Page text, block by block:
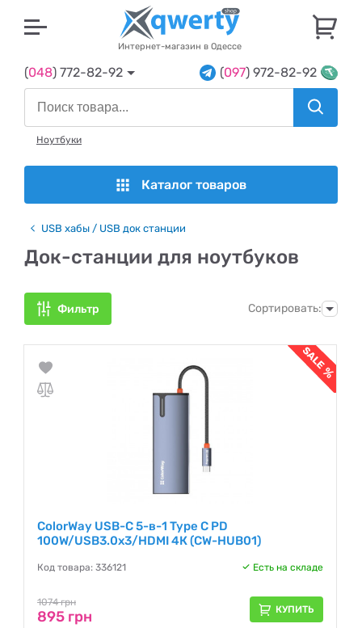
Интернет-магазин в Одессе
(048) 772-82-92 (097) 972-82-92
Ноутбуки
Каталог товаров
USB хабы / USB док станции
Док-станции для ноутбуков
Фильтр Сортировать:
ColorWay USB-C 5-в-1 Type C PD
100W/USB3.0х3/HDMI 4К (CW-HUB01)
Код товара: 336121 Есть на складе
1074 грн
895 грн КУПИТЬ